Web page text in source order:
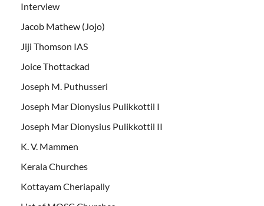
Interview
Jacob Mathew (Jojo)
Jiji Thomson IAS
Joice Thottackad
Joseph M. Puthusseri
Joseph Mar Dionysius Pulikkottil I
Joseph Mar Dionysius Pulikkottil II
K. V. Mammen
Kerala Churches
Kottayam Cheriapally